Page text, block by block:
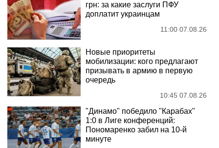
грн: за какие заслуги ПФУ
доплатит украинцам
11:00 07.08.26
Новые приоритеты
мобилизации: кого предлагают
призывать в армию в первую
очередь
10:45 07.08.26
"Динамо" победило "Карабах"
1:0 в Лиге конференций:
Пономаренко забил на 10-й
минуте